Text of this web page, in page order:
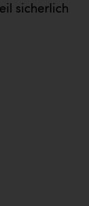
sicherlich